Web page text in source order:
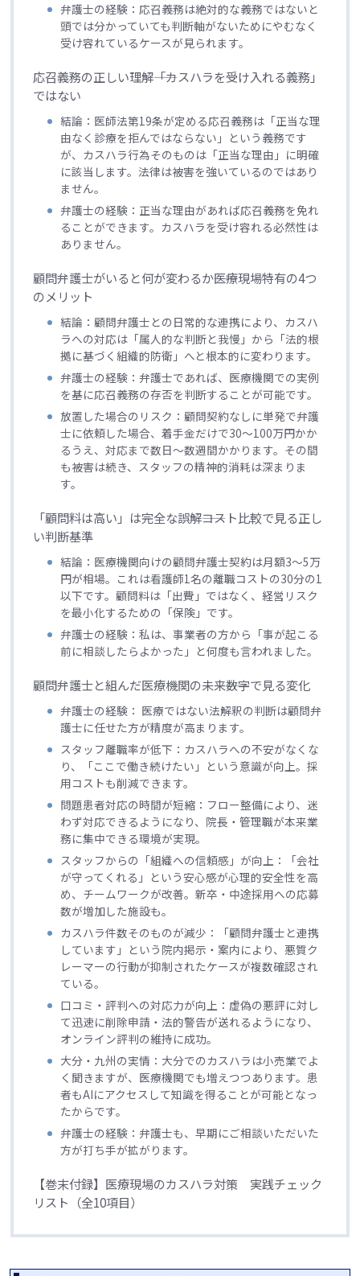
弁護士の経験：応召義務は絶対的な義務ではないと
頭では分かっていても判断軸がないためにやむなく
受け容れているケースが見られます。
応召義務の正しい理解――「カスハラを受け入れる義務」
ではない
結論：医師法第19条が定める応召義務は「正当な理
由なく診療を拒んではならない」という義務です
が、カスハラ行為そのものは「正当な理由」に明確
に該当します。法律は被害を強いているのではあり
ません。
弁護士の経験：正当な理由があれば応召義務を免れ
ることができます。カスハラを受け容れる必然性は
ありません。
顧問弁護士がいると何が変わるか――医療現場特有の4つ
のメリット
結論：顧問弁護士との日常的な連携により、カスハ
ラへの対応は「属人的な判断と我慢」から「法的根
拠に基づく組織的防衛」へと根本的に変わります。
弁護士の経験：弁護士であれば、医療機関での実例
を基に応召義務の存否を判断することが可能です。
放置した場合のリスク：顧問契約なしに単発で弁護
士に依頼した場合、着手金だけで30〜100万円かか
るうえ、対応まで数日〜数週間かかります。その間
も被害は続き、スタッフの精神的消耗は深まりま
す。
「顧問料は高い」は完全な誤解――コスト比較で見る正し
い判断基準
結論：医療機関向けの顧問弁護士契約は月額3〜5万
円が相場。これは看護師1名の離職コストの30分の1
以下です。顧問料は「出費」ではなく、経営リスク
を最小化するための「保険」です。
弁護士の経験：私は、事業者の方から「事が起こる
前に相談したらよかった」と何度も言われました。
顧問弁護士と組んだ医療機関の未来――数字で見る変化
弁護士の経験： 医療ではない法解釈の判断は顧問弁
護士に任せた方が精度が高まります。
スタッフ離職率が低下：カスハラへの不安がなくな
り、「ここで働き続けたい」という意識が向上。採
用コストも削減できます。
問題患者対応の時間が短縮：フロー整備により、迷
わず対応できるようになり、院長・管理職が本来業
務に集中できる環境が実現。
スタッフからの「組織への信頼感」が向上：「会社
が守ってくれる」という安心感が心理的安全性を高
め、チームワークが改善。新卒・中途採用への応募
数が増加した施設も。
カスハラ件数そのものが減少：「顧問弁護士と連携
しています」という院内掲示・案内により、悪質ク
レーマーの行動が抑制されたケースが複数確認され
ている。
口コミ・評判への対応力が向上：虚偽の悪評に対し
て迅速に削除申請・法的警告が送れるようになり、
オンライン評判の維持に成功。
大分・九州の実情：大分でのカスハラは小売業でよ
く聞きますが、医療機関でも増えつつあります。患
者もAIにアクセスして知識を得ることが可能となっ
たからです。
弁護士の経験：弁護士も、早期にご相談いただいた
方が打ち手が拡がります。
【巻末付録】医療現場のカスハラ対策 実践チェック
リスト（全10項目）